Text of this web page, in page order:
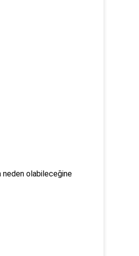
neden olabileceğine